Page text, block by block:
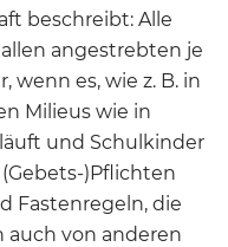
beschreibt: Alle
angestrebten je
wenn es, wie z. B. in
Milieus wie in
und Schulkinder
)Pflichten
Fastenregeln, die
auch von anderen